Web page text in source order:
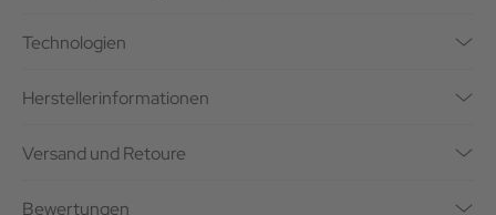
Technologien
Herstellerinformationen
Versand und Retoure
Bewertungen